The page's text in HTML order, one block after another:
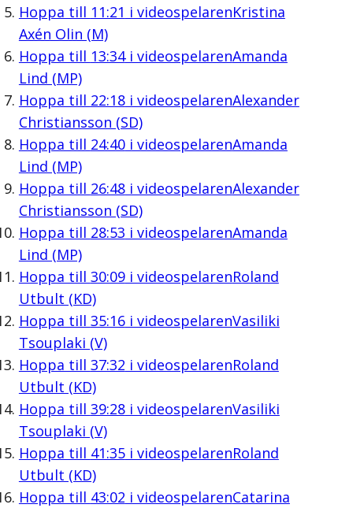
Hoppa till 11:21 i videospelarenKristina
Axén Olin (M)
Hoppa till 13:34i videospelarenAmanda
Lind (MP)
Hoppa till 22:18i videospelarenAlexander
Christiansson (SD)
Hoppa till 24:40i videospelarenAmanda
Lind (MP)
Hoppa till 26:48i videospelarenAlexander
Christiansson (SD)
Hoppa till 28:53 i videospelarenAmanda
Lind (MP)
Hoppa till 30:09i videospelarenRoland
Utbult (KD)
Hoppa till 35:16i videospelarenVasiliki
Tsouplaki (V)
Hoppa till 37:32 i videospelarenRoland
Utbult (KD)
Hoppa till 39:28i videospelarenVasiliki
Tsouplaki (V)
Hoppa till 41:35i videospelarenRoland
Utbult (KD)
Hoppa till 43:02 i videospelarenCatarina